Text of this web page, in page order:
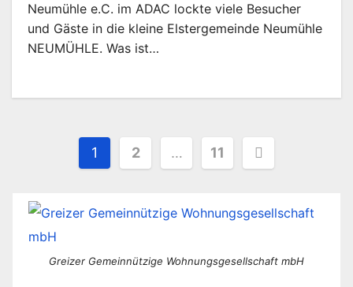
Neumühle e.C. im ADAC lockte viele Besucher
und Gäste in die kleine Elstergemeinde Neumühle
NEUMÜHLE. Was ist…
Seitennummerierung
Beiträge
1 2 … 11
Greizer Gemeinnützige Wohnungsgesellschaft mbH